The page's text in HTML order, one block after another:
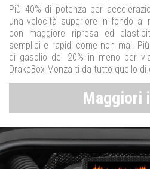
Più 40% di potenza per
una velocità superiore in fondo al
con maggiore ripresa ed
semplici e rapidi come non mai.
di gasolio del 20% in meno per
DrakeBox Monza ti da tutto quello di
Maggiori